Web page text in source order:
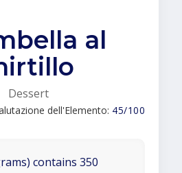
al
Dessert
dell'Elemento: 45/100
contains 350